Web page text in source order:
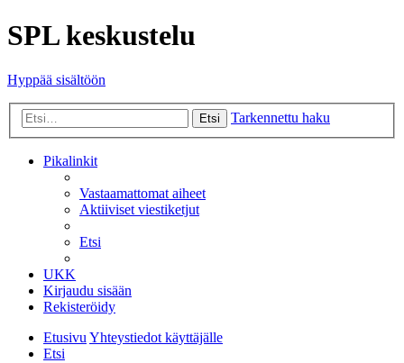
SPL keskustelu
Hyppää sisältöön
Etsi Tarkennettu haku
Pikalinkit
Vastaamattomat aiheet
Aktiiviset viestiketjut
Etsi
UKK
Kirjaudu sisään
Rekisteröidy
EtusivuYhteystiedot käyttäjälle
Etsi